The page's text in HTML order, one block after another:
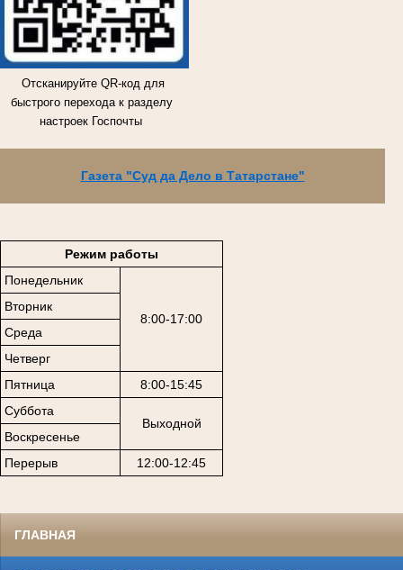
Отсканируйте QR-код для
быстрого перехода к разделу
настроек Госпочты
Газета "Суд да Дело в Татарстане"
Режим работы
Понедельник
8:00-17:00
Вторник
Среда
Четверг
Пятница
8:00-15:45
Суббота
Выходной
Воскресенье
Перерыв
12:00-12:45
ГЛАВНАЯ